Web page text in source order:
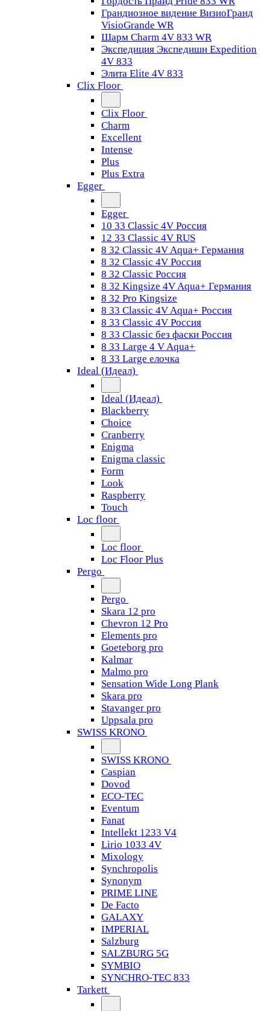
Грандиозное видение ВизиоГранд
VisioGrande WR
Шарм Charm 4V 833 WR
Экспедиция Экспедишн Expedition
4V 833
Элита Elite 4V 833
Clix Floor
Clix Floor
Charm
Excellent
Intense
Plus
Plus Extra
Egger
Egger
10 33 Classic 4V Россия
12 33 Classic 4V RUS
8 32 Classic 4V Aqua+ Германия
8 32 Classic 4V Россия
8 32 Classic Россия
8 32 Kingsize 4V Aqua+ Германия
8 32 Pro Kingsize
8 33 Classic 4V Aqua+ Россия
8 33 Classic 4V Россия
8 33 Classic без фаски Россия
8 33 Large 4 V Aqua+
8 33 Large елочка
Ideal (Идеал)
Ideal (Идеал)
Blackberry
Choice
Cranberry
Enigma
Enigma classic
Form
Look
Raspberry
Touch
Loc floor
Loc floor
Loc Floor Plus
Pergo
Pergo
Skara 12 pro
Chevron 12 Pro
Elements pro
Goeteborg pro
Kalmar
Malmo pro
Sensation Wide Long Plank
Skara pro
Stavanger pro
Uppsala pro
SWISS KRONO
SWISS KRONO
Caspian
Dovod
ECO-TEC
Eventum
Fanat
Intellekt 1233 V4
Lirio 1033 4V
Mixology
Synchropolis
Synonym
PRIME LINE
De Facto
GALAXY
IMPERIAL
Salzburg
SALZBURG 5G
SYMBIO
SYNCHRO-TEC 833
Tarkett